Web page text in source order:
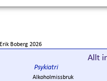
Erik Boberg 2026
Allt
Psykiatri
Alkoholmissbruk